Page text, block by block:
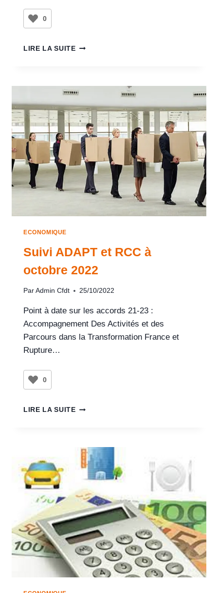
0
LIRE LA SUITE
ECONOMIQUE
Suivi ADAPT et RCC à
octobre 2022
Par Admin Cfdt 25/10/2022
Point à date sur les accords 21-23 :
Accompagnement Des Activités et des
Parcours dans la Transformation France et
Rupture…
0
LIRE LA SUITE